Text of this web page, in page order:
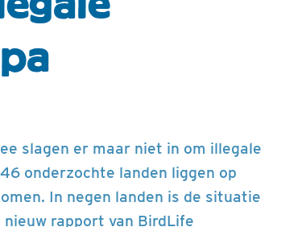
slagen er maar niet in om illegale
onderzochte landen liggen op
In negen landen is de situatie
rapport van BirdLife